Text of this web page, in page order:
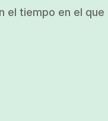
el tiempo en el que